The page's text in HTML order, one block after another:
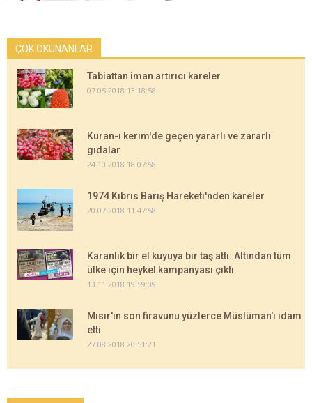
ÇOK OKUNANLAR
Tabiattan iman artırıcı kareler
07.05.2018 13:18:58
Kuran-ı kerim'de geçen yararlı ve zararlı
gıdalar
24.10.2018 18:07:58
1974 Kıbrıs Barış Hareketi'nden kareler
20.07.2018 11:47:58
Karanlık bir el kuyuya bir taş attı: Altından tüm
ülke için heykel kampanyası çıktı
13.11.2018 19:59:09
Mısır'ın son firavunu yüzlerce Müslüman'ı idam
etti
27.08.2018 20:51:21